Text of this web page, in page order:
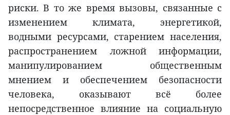
риски. В то же время вызовы, связанные с
изменением климата, энергетикой,
водными ресурсами, старением населения,
распространением ложной информации,
манипулированием общественным
мнением и обеспечением безопасности
человека, оказывают всё более
непосредственное влияние на социальную